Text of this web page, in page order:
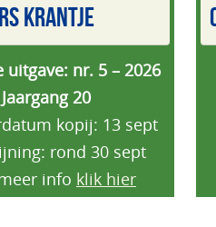
KRANTJE
uitgave: nr. 5 – 2026
Jaargang 20
kopij: 13 sept
rond 30 sept
info klik hier